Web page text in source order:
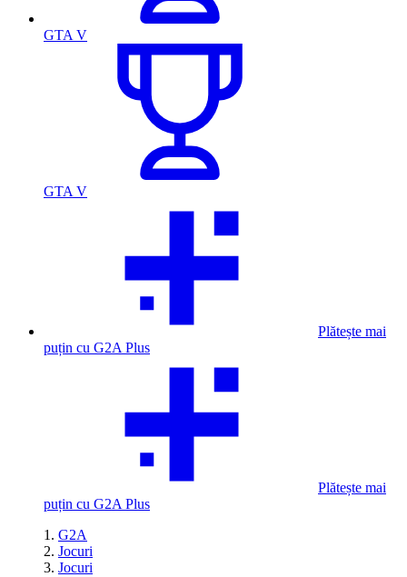
GTA V
GTA V
Plătește mai
puțin cu G2A Plus
Plătește mai
puțin cu G2A Plus
G2A
Jocuri
Jocuri